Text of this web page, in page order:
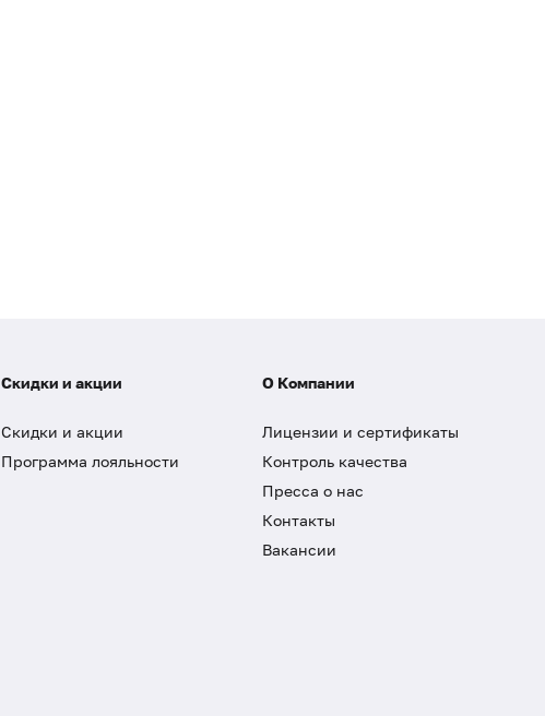
Скидки и акции
Скидки и акции
Программа лояльности
О Компании
Лицензии и сертификаты
Контроль качества
Пресса о нас
Контакты
Вакансии